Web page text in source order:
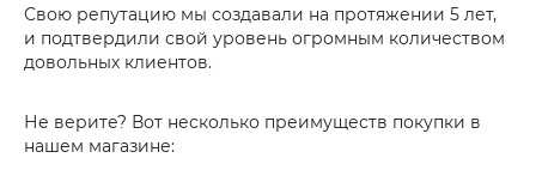
Свою репутацию мы создавали на протяжении 5 лет,
и подтвердили свой уровень огромным количеством
довольных клиентов.
Не верите? Вот несколько преимуществ покупки в
нашем магазине: